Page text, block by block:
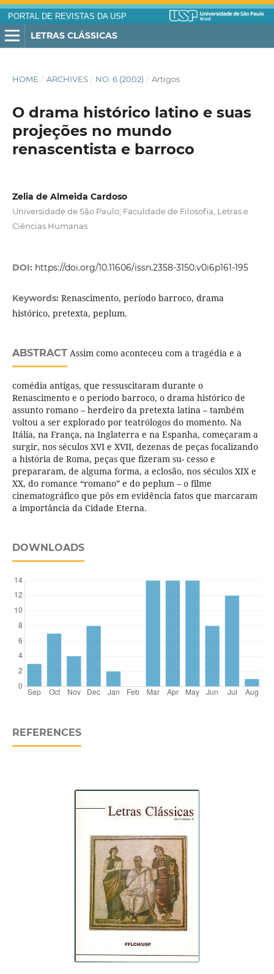
PORTAL DE REVISTAS DA USP
LETRAS CLÁSSICAS
HOME / ARCHIVES / NO. 6 (2002) / Artigos
O drama histórico latino e suas
projeções no mundo
renascentista e barroco
Zelia de Almeida Cardoso
Universidade de São Paulo; Faculdade de Filosofia, Letras e
Ciências Humanas
DOI: https://doi.org/10.11606/issn.2358-3150.v0i6p161-195
Keywords: Renascimento, período barroco, drama
histórico, pretexta, peplum.
ABSTRACTAssim como aconteceu com a tragédia e a
comédia antigas, que ressuscitaram durante o
Renascimento e o período barroco, o drama histórico de
assunto romano – herdeiro da pretexta latina – também
voltou a ser explorado por teatrólogos do momento. Na
Itália, na França, na Inglaterra e na Espanha, começaram a
surgir, nos séculos XVI e XVII, dezenas de peças focalizando
a história de Roma, peças que fizeram su- cesso e
prepararam, de alguma forma, a eclosão, nos séculos XIX e
XX, do romance “romano” e do peplum – o filme
cinematográfico que pôs em evidência fatos que marcaram
a importância da Cidade Eterna.
DOWNLOADS
REFERENCES